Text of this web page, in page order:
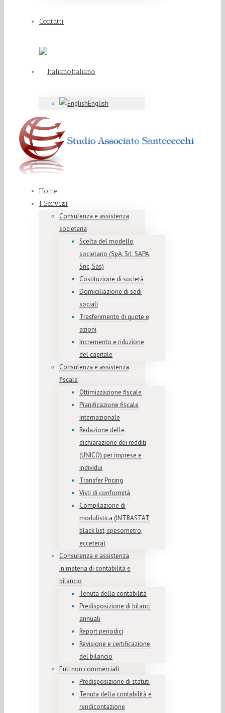
Contatti
Italiano
English
Home
I Servizi
Consulenza e assistenza
societaria
Scelta del modello
societario (SpA, Srl, SAPA,
Snc, Sas)
Costituzione di società
Domiciliazione di sedi
sociali
Trasferimento di quote e
azioni
Incremento e riduzione
del capitale
Consulenza e assistenza
fiscale
Ottimizzazione fiscale
Pianificazione fiscale
internazionale
Redazione delle
dichiarazione dei redditi
(UNICO) per imprese e
individui
Transfer Pricing
Visti di conformità
Compilazione di
modulistica (INTRASTAT,
black list, spesometro,
eccetera)
Consulenza e assistenza
in materia di contabilità e
bilancio
Tenuta della contabilità
Predisposizione di bilanci
annuali
Report periodici
Revisione e certificazione
del bilancio
Enti non commerciali
Predisposizione di statuti
Tenuta della contabilità e
rendicontazione